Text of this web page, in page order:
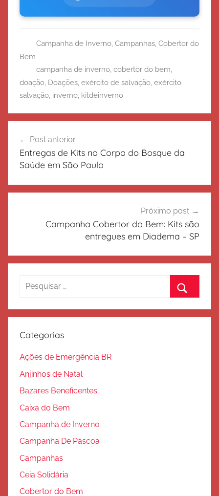
Campanha de Inverno, Campanhas, Cobertor do
Bem
campanha de inverno, cobertor do bem,
doação, Doações, exército de salvação, exército
salvação, inverno, kitdeinverno
de
Post
Post anterior
Entregas de Kits no Corpo do Bosque da
Saúde em São Paulo
Próximo post
Campanha Cobertor do Bem: Kits são
entregues em Diadema – SP
Pesquisar
Categorias
Ações de Emergência BR
Anjinhos de Natal
Bazares Beneficentes
Caixa do Bem
Campanha de Inverno
Campanha De Páscoa
Campanhas
Ceia Solidária
Cobertor do Bem